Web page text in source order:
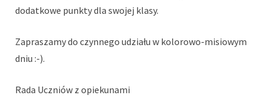
dodatkowe punkty dla swojej klasy.
Zapraszamy do czynnego udziału w kolorowo-misiowym
dniu :-).
Rada Uczniów z opiekunami